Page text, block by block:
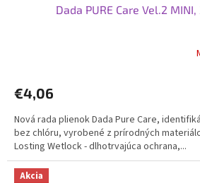
Dada PURE Care Vel.2
je
z
5
hviezdičiek.
€4,06
Nová rada plienok Dada Pure Care,
bez chlóru, vyrobené z prírodných
Losting Wetlock - dlhotrvajúca ochrana,...
Akcia